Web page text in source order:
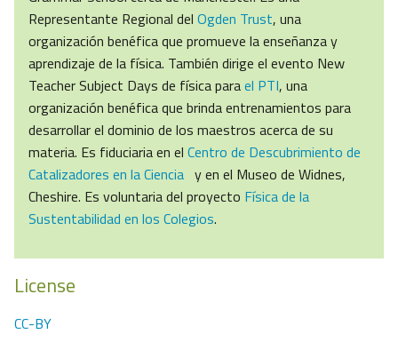
Representante Regional del Ogden Trust, una
organización benéfica que promueve la enseñanza y
aprendizaje de la física. También dirige el evento New
Teacher Subject Days de física parael PTI, una
organización benéfica que brinda entrenamientos para
desarrollar el dominio de los maestros acerca de su
materia. Es fiduciaria en el Centro de Descubrimiento de
Catalizadores en la Ciencia y en el Museo de Widnes,
Cheshire. Es voluntaria del proyecto Física de la
Sustentabilidad en los Colegios.
License
CC-BY